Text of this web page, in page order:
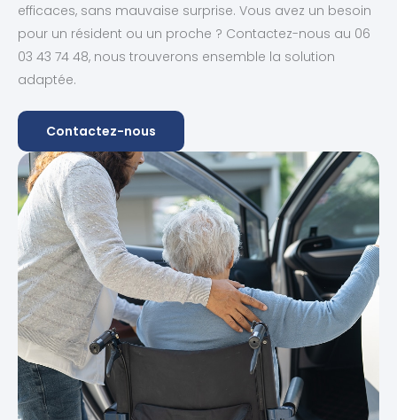
efficaces, sans mauvaise surprise. Vous avez un besoin
pour un résident ou un proche ? Contactez-nous au 06
03 43 74 48, nous trouverons ensemble la solution
adaptée.
Contactez-nous